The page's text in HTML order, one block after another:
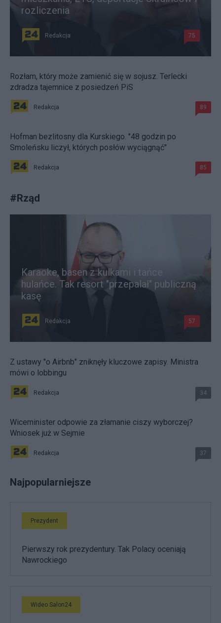
rozliczenia
Redakcja 75
Rozłam, który może zamienić się w sojusz. Terlecki
zdradza tajemnice z posiedzeń PiS
Redakcja 89
Hofman bezlitosny dla Kurskiego. "48 godzin po
Smoleńsku liczył, których posłów wyciągnąć"
Redakcja 85
#Rząd
Karaoke, basen z kulkami i tańce
hulańce. Tak resort "przepalał" publiczną
kasę
Redakcja 57
Z ustawy "o Airbnb" zniknęły kluczowe zapisy. Ministra
mówi o lobbingu
Redakcja 34
Wiceminister odpowie za złamanie ciszy wyborczej?
Wniosek już w Sejmie
Redakcja 37
Najpopularniejsze
Prezydent
Pierwszy rok prezydentury. Tak Polacy oceniają
Nawrockiego
Wideo Salon24